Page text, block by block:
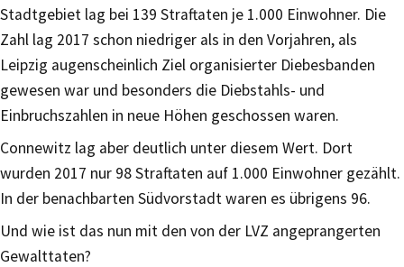
Stadtgebiet lag bei 139 Straftaten je 1.000 Einwohner. Die
Zahl lag 2017 schon niedriger als in den Vorjahren, als
Leipzig augenscheinlich Ziel organisierter Diebesbanden
gewesen war und besonders die Diebstahls- und
Einbruchszahlen in neue Höhen geschossen waren.
Connewitz lag aber deutlich unter diesem Wert. Dort
wurden 2017 nur 98 Straftaten auf 1.000 Einwohner gezählt.
In der benachbarten Südvorstadt waren es übrigens 96.
Und wie ist das nun mit den von der LVZ angeprangerten
Gewalttaten?